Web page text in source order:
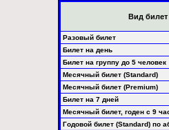
Вид билет
Разовый билет
Билет на день
Билет на группу до 5 человек
Месячный билет (Standard)
Месячный билет (Premium)
Билет на 7 дней
Месячный билет, годен с 9
Годовой билет (Standard) по